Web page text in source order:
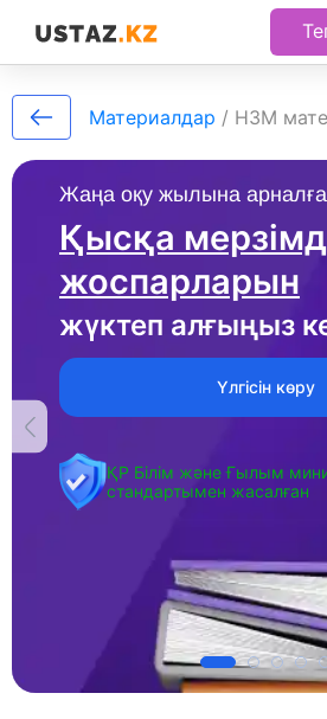
Жаңа оқу жылына
Қысқа
жоспарларын
жүктеп алғыңыз
Үлгісін көру
ҚР Білім және Ғылым
стандартымен жасалған
Материалдар / НЗМ